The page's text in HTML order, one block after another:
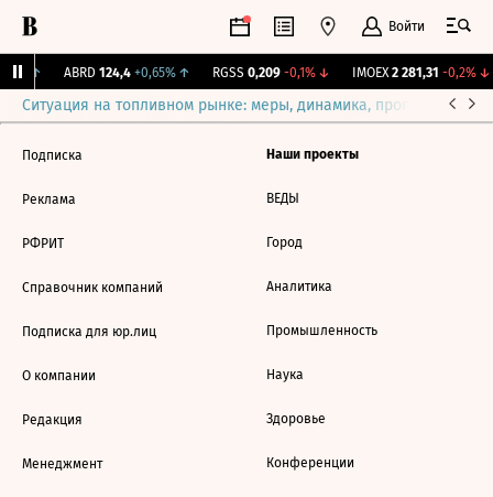
Войти
↑ ABRD 124,4 +0,65%↑ RGSS 0,209 -0,1%↓ IMOEX 2 281,31 -0,2%↓
Ситуация на топливном рынке: меры, динамика, прогнозы
Подписка
Реклама
РФРИТ
Справочник компаний
Подписка для юр.лиц
О компании
Редакция
Менеджмент
Наши проекты
ВЕДЫ
Город
Аналитика
Промышленность
Наука
Здоровье
Конференции